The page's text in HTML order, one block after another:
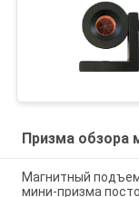
Призма обзора
Магнитный
мини-призма